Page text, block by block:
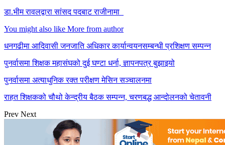
डा.भीम रावलद्वारा सांसद पदबाट राजीनामा
You might also like More from author
धनगढीमा आदिवासी जनजाति अधिकार कार्यान्वयनसम्बन्धी प्रशिक्षण सम्पन्न
पुनर्वासमा शिक्षक महासंघको दुई घण्टा धर्ना, ज्ञापनपत्र बुझाइयो
पुनर्वासमा अत्याधुनिक रक्त परीक्षण मेसिन सञ्चालनमा
राहत शिक्षकको चौथो केन्द्रीय बैठक सम्पन्न, चरणबद्ध आन्दोलनको चेतावनी
Prev Next